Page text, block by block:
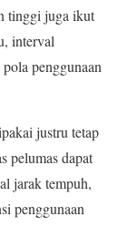
tinggi juga ikut
interval
penggunaan
justru tetap
pelumas dapat
jarak tempuh,
penggunaan